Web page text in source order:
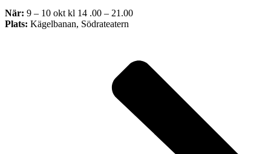
När: 9 – 10 okt kl 14 .00 – 21.00
Plats: Kägelbanan, Södrateatern